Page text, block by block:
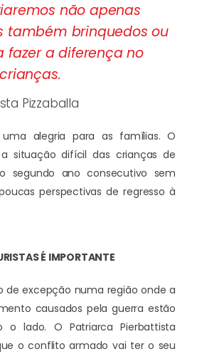
não apenas
também brinquedos ou
fazer a diferença no
Pizzaballa
alegria para as famílias. O
situação difícil das crianças de
segundo ano consecutivo sem
perspectivas de regresso à
É IMPORTANTE
de excepção numa região onde a
causados pela guerra estão
o lado. O Patriarca Pierbattista
o conflito armado vai ter o seu